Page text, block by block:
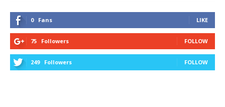
0 Fans LIKE
75 Followers FOLLOW
249 Followers FOLLOW